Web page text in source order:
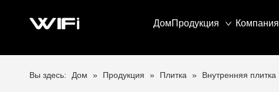
ДомПродукция Компания
Вы здесь: Дом » Продукция » Плитка » Внутренняя плитка